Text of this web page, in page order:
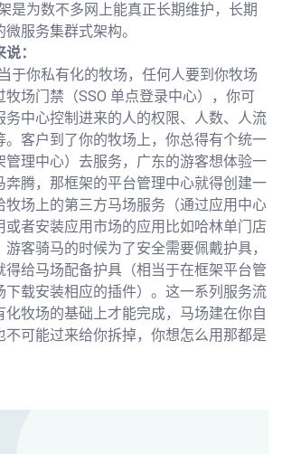
是为数不多网上能真正长期维护，长期
服务集群式架构。
：
于你私有化的牧场，任何人要到你牧场
牧场门禁（SSO 单点登录中心），你可
务中心控制进来的人的权限、人数、人流
。客户到了你的牧场上，你总得有个统一
管理中心）去服务，广东的游客想体验一
奔腾，那框架的平台管理中心就得创建一
牧场上的第三方马场服务（通过应用中心
或者安装应用市场的应用比如哈林单门店
客骑马的时候为了安全需要佩戴护具，
得给马场配备护具（相当于在框架平台管
下载安装相应的插件）。这一系列服务流
化牧场的基础上才能完成，马场建在你自
不可能过来给你拆掉，你想怎么用那都是